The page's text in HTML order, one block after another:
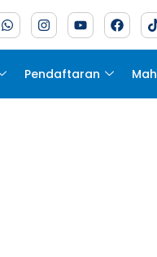
Pendaftaran